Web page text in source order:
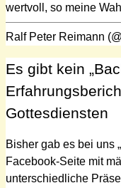
wertvoll, so meine
Ralf Peter Reimann
Es gibt kein
Gottesdiensten
Bisher gab es bei uns
Facebook-Seite mit
unterschiedliche